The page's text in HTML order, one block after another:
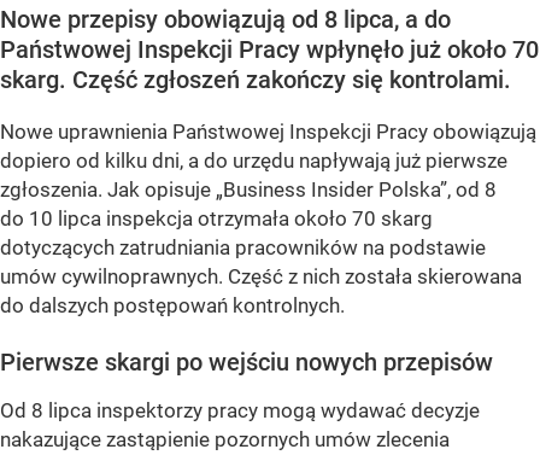
Nowe przepisy obowiązują od 8 lipca, a do
Państwowej Inspekcji Pracy wpłynęło już około 70
skarg. Część zgłoszeń zakończy się kontrolami.
Nowe uprawnienia Państwowej Inspekcji Pracy obowiązują
dopiero od kilku dni, a do urzędu napływają już pierwsze
zgłoszenia. Jak opisuje „Business Insider Polska”, od 8
do 10 lipca inspekcja otrzymała około 70 skarg
dotyczących zatrudniania pracowników na podstawie
umów cywilnoprawnych. Część z nich została skierowana
do dalszych postępowań kontrolnych.
Pierwsze skargi po wejściu nowych przepisów
Od 8 lipca inspektorzy pracy mogą wydawać decyzje
nakazujące zastąpienie pozornych umów zlecenia